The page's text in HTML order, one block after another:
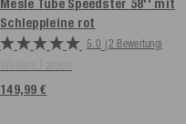
Mesle Tube Speedster 58'' mit
Schleppleine rot
5.0 (2 Bewertung)
149,99 €